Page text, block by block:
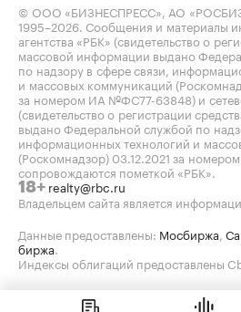
© ООО «БИЗНЕСПРЕСС», АО
1995–2026 . Сообщения и материалы
агентства «РБК» (свидетельство о
массовой информации выдано
по надзору в сфере связи,
и массовых коммуникаций
за номером ИА №ФС77-63848) и
(свидетельство о регистрации
выдано Федеральной службой по
информационных технологий и
(Роскомнадзор) 03.12.2021 за
сопровождаются пометкой «РБК».
18+ realty@rbc.ru
Владельцем сайта является
Данные предоставлены: Мосбиржа
биржа
Индексы облигаций предоставлены